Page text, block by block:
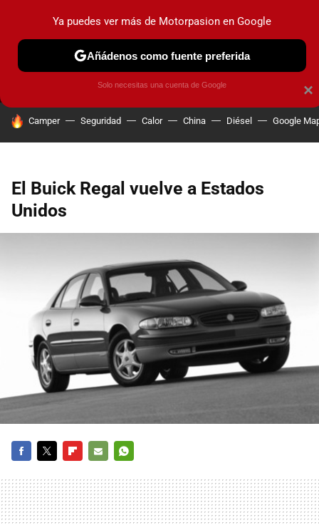
MENÚ NUEVO
COCHES ELÉCTRICOS OBSERVATORIO
HOY SE HABLA DE
Camper Seguridad Calor China Diésel Google
El Buick Regal vuelve a Estados
Unidos
MAIL
×
Ya puedes ver más de Motorpasion en Google
Añádenos como fuente preferida
Solo necesitas una cuenta de Google